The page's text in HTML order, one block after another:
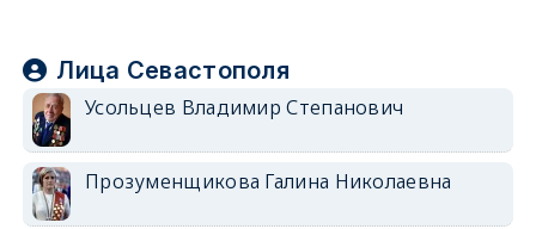
Лица Севастополя
Усольцев Владимир Степанович
Прозуменщикова Галина Николаевна